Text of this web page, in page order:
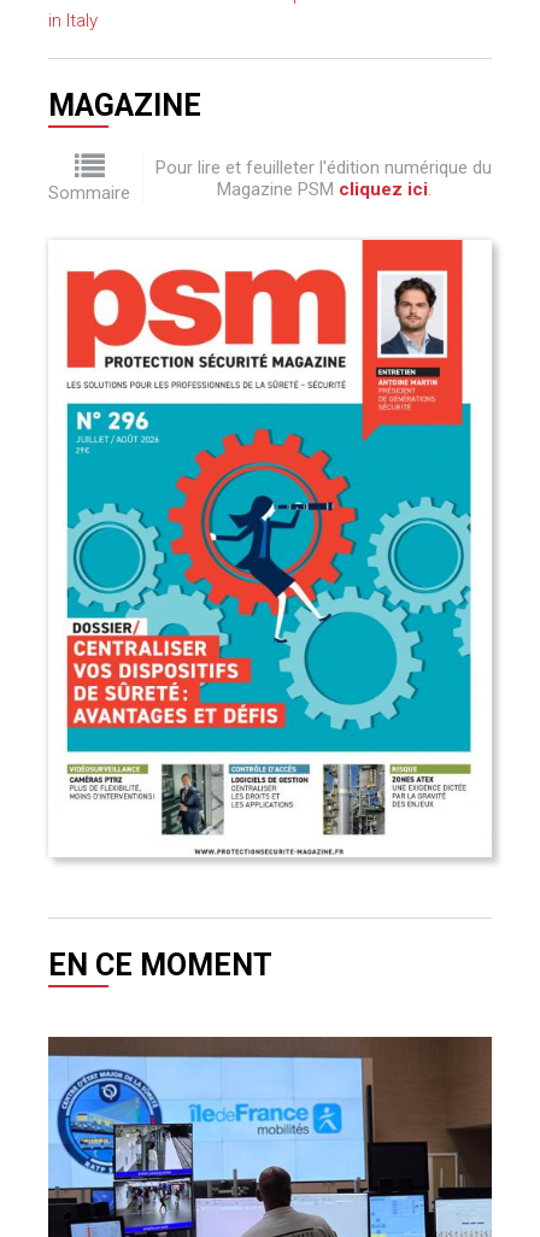
in Italy
MAGAZINE
Sommaire
Pour lire et feuilleter l'édition numérique du
Magazine PSM cliquez ici.
EN CE MOMENT